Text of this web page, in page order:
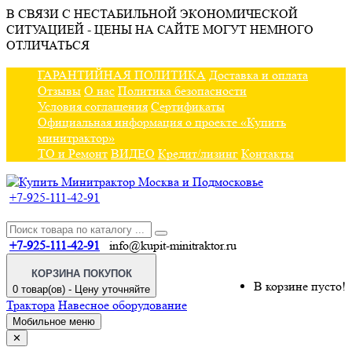
В СВЯЗИ С НЕСТАБИЛЬНОЙ ЭКОНОМИЧЕСКОЙ
СИТУАЦИЕЙ - ЦЕНЫ НА САЙТЕ МОГУТ НЕМНОГО
ОТЛИЧАТЬСЯ
ГАРАНТИЙНАЯ ПОЛИТИКА Доставка и оплата
Отзывы О нас Политика безопасности
Условия соглашения Сертификаты
Официальная информация о проекте «Купить
минитрактор»
ТО и Ремонт ВИДЕО Кредит/лизинг Контакты
+7-925-111-42-91
+7-925-111-42-91 info@kupit-minitraktor.ru
КОРЗИНА ПОКУПОК
0 товар(ов) - Цену уточняйте
В корзине пусто!
Трактора Навесное оборудование
Мобильное меню
✕